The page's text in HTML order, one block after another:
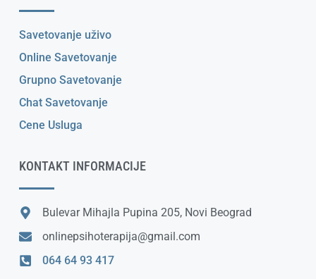
Savetovanje uživo
Online Savetovanje
Grupno Savetovanje
Chat Savetovanje
Cene Usluga
KONTAKT INFORMACIJE
Bulevar Mihajla Pupina 205, Novi Beograd
onlinepsihoterapija@gmail.com
064 64 93 417